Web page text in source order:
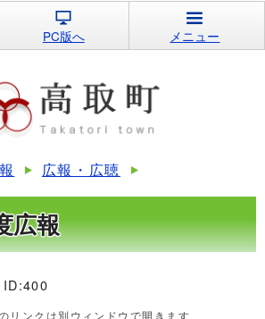
PC版へ メニュー
広報・広聴
広報
ID:400
リンクは別ウィンドウで開きます